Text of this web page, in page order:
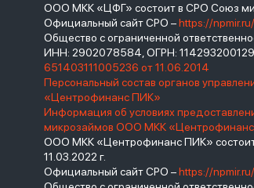
ООО МКК «ЦФГ» состоит в СРО Союз
Официальный сайт СРО –https://npmir.ru/
Общество с ограниченной
ИНН: 2902078584, ОГРН:
651403111005236 от 11.06.2014
Персональный состав органов
«Центрофинанс ПИК»
Информация об условиях
микрозаймов ООО МКК
ООО МКК «Центрофинанс ПИК» состоит
11.03.2022 г.
Официальный сайт СРО –https://npmir.ru/